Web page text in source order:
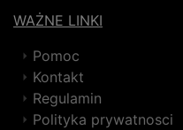
WAŻNE LINKI
Pomoc
Kontakt
Regulamin
Polityka prywatnosci